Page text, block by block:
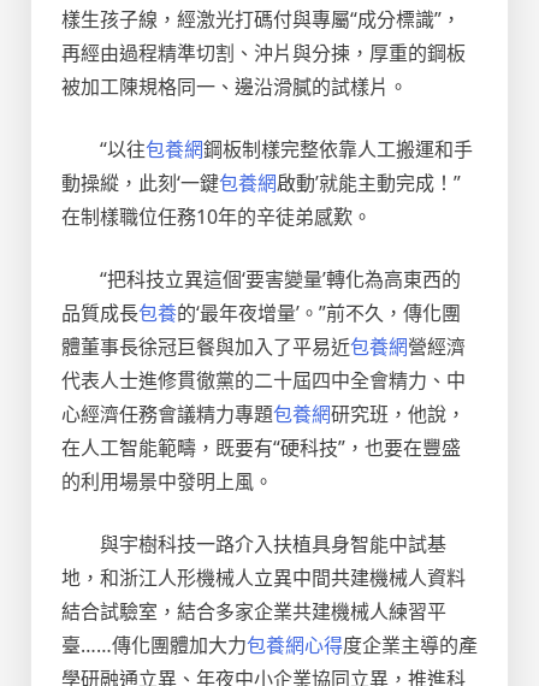
樣生孩子線，經激光打碼付與專屬“成分標識”，
再經由過程精準切割、沖片與分揀，厚重的鋼板
被加工陳規格同一、邊沿滑膩的試樣片。
“以往包養網鋼板制樣完整依靠人工搬運和手
動操縱，此刻‘一鍵包養網啟動’就能主動完成！”
在制樣職位任務10年的辛徒弟感歎。
“把科技立異這個‘要害變量’轉化為高東西的
品質成長包養的‘最年夜增量’。”前不久，傳化團
體董事長徐冠巨餐與加入了平易近包養網營經濟
代表人士進修貫徹黨的二十屆四中全會精力、中
心經濟任務會議精力專題包養網研究班，他說，
在人工智能範疇，既要有“硬科技”，也要在豐盛
的利用場景中發明上風。
與宇樹科技一路介入扶植具身智能中試基
地，和浙江人形機械人立異中間共建機械人資料
結合試驗室，結合多家企業共建機械人練習平
臺……傳化團體加大力包養網心得度企業主導的產
學研融通立異、年夜中小企業協同立異，推進科